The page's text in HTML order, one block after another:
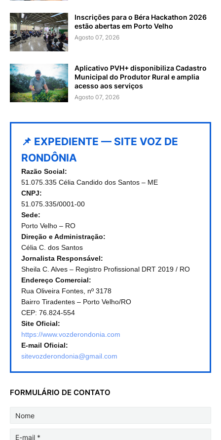
Inscrições para o Béra Hackathon 2026
estão abertas em Porto Velho
Agosto 07, 2026
Aplicativo PVH+ disponibiliza Cadastro
Municipal do Produtor Rural e amplia
acesso aos serviços
Agosto 07, 2026
📌 EXPEDIENTE — SITE VOZ DE
RONDÔNIA
Razão Social:
51.075.335 Célia Candido dos Santos – ME
CNPJ:
51.075.335/0001-00
Sede:
Porto Velho – RO
Direção e Administração:
Célia C. dos Santos
Jornalista Responsável:
Sheila C. Alves – Registro Profissional DRT 2019 / RO
Endereço Comercial:
Rua Oliveira Fontes, nº 3178
Bairro Tiradentes – Porto Velho/RO
CEP: 76.824-554
Site Oficial:
https://www.vozderondonia.com
E-mail Oficial:
sitevozderondonia@gmail.com
FORMULÁRIO DE CONTATO